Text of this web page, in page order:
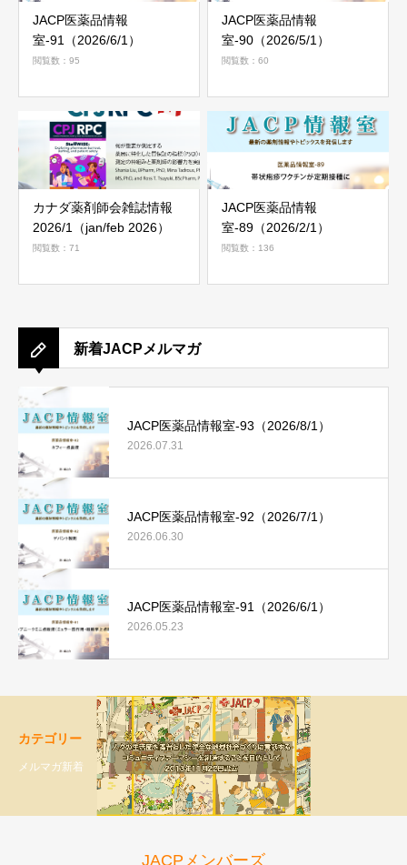
JACP医薬品情報
室-91（2026/6/1）
閲覧数：95
JACP医薬品情報
室-90（2026/5/1）
閲覧数：60
カナダ薬剤師会雑誌情報
2026/1（jan/feb 2026）
閲覧数：71
JACP医薬品情報
室-89（2026/2/1）
閲覧数：136
新着JACPメルマガ
JACP医薬品情報室-93（2026/8/1）
2026.07.31
JACP医薬品情報室-92（2026/7/1）
2026.06.30
JACP医薬品情報室-91（2026/6/1）
2026.05.23
カテゴリー
メルマガ新着
JACPメンバーズ